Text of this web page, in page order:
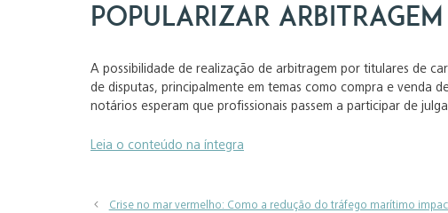
popularizar arbitragem
A possibilidade de realização de arbitragem por titulares de
de disputas, principalmente em temas como compra e venda
notários esperam que profissionais passem a participar de
Leia o conteúdo na íntegra
Crise no mar vermelho: Como a redução do tráfego marítimo